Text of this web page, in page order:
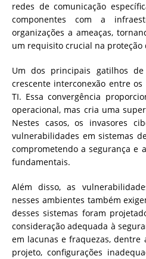
redes de comunicação
componentes com a
organizações a ameaças,
um requisito crucial na proteção
Um dos principais gatilhos
crescente interconexão entre
TI. Essa convergência
operacional, mas cria uma
Nestes casos, os invasores
vulnerabilidades em sistemas
comprometendo a segurança e
fundamentais.
Além disso, as
nesses ambientes também
desses sistemas foram
consideração adequada à
em lacunas e fraquezas, dentre
projeto, configurações